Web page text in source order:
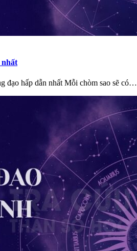
nhất
đạo hấp dẫn nhất Mỗi chòm sao sẽ có…